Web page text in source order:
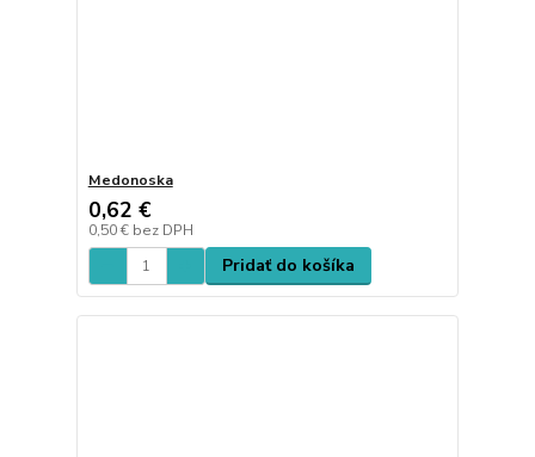
Medonoska
0,62 €
0,50 € bez DPH
Pridať do košíka